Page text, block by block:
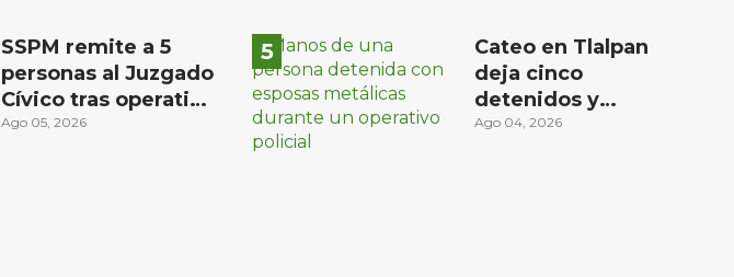
SSPM remite a 5
personas al Juzgado
Cívico tras operativo
en San Juan del Río
Ago 05, 2026
Cateo en Tlalpan
deja cinco
detenidos y
decomiso de droga
Ago 04, 2026